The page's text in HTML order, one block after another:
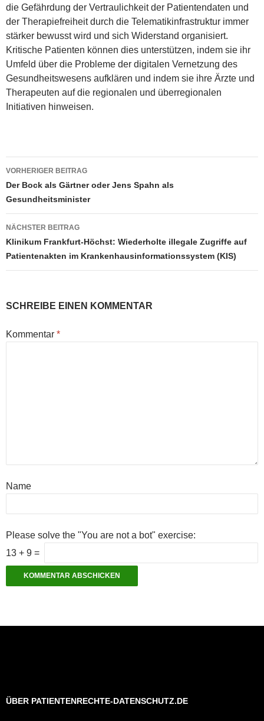
die Gefährdung der Vertraulichkeit der Patientendaten und
der Therapiefreiheit durch die Telematikinfrastruktur immer
stärker bewusst wird und sich Widerstand organisiert.
Kritische Patienten können dies unterstützen, indem sie ihr
Umfeld über die Probleme der digitalen Vernetzung des
Gesundheitswesens aufklären und indem sie ihre Ärzte und
Therapeuten auf die regionalen und überregionalen
Initiativen hinweisen.
Beitragsnavigation
VORHERIGER BEITRAG
Der Bock als Gärtner oder Jens Spahn als
Gesundheitsminister
NÄCHSTER BEITRAG
Klinikum Frankfurt-Höchst: Wiederholte illegale Zugriffe auf
Patientenakten im Krankenhausinformationssystem (KIS)
SCHREIBE EINEN KOMMENTAR
Kommentar *
Name
Please solve the "You are not a bot" exercise:
13 + 9 =
ÜBER PATIENTENRECHTE-DATENSCHUTZ.DE